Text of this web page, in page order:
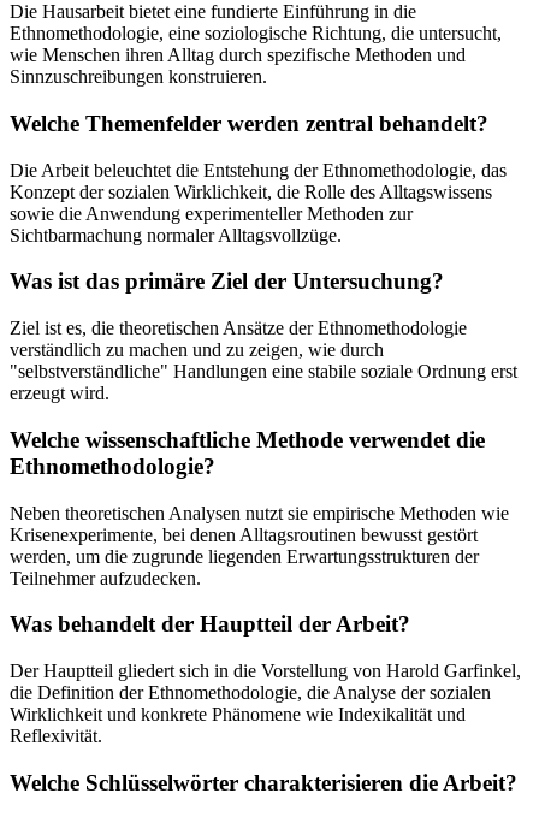
Die Hausarbeit bietet eine fundierte Einführung in die
Ethnomethodologie, eine soziologische Richtung, die untersucht,
wie Menschen ihren Alltag durch spezifische Methoden und
Sinnzuschreibungen konstruieren.
Welche Themenfelder werden zentral behandelt?
Die Arbeit beleuchtet die Entstehung der Ethnomethodologie, das
Konzept der sozialen Wirklichkeit, die Rolle des Alltagswissens
sowie die Anwendung experimenteller Methoden zur
Sichtbarmachung normaler Alltagsvollzüge.
Was ist das primäre Ziel der Untersuchung?
Ziel ist es, die theoretischen Ansätze der Ethnomethodologie
verständlich zu machen und zu zeigen, wie durch
"selbstverständliche" Handlungen eine stabile soziale Ordnung erst
erzeugt wird.
Welche wissenschaftliche Methode verwendet die
Ethnomethodologie?
Neben theoretischen Analysen nutzt sie empirische Methoden wie
Krisenexperimente, bei denen Alltagsroutinen bewusst gestört
werden, um die zugrunde liegenden Erwartungsstrukturen der
Teilnehmer aufzudecken.
Was behandelt der Hauptteil der Arbeit?
Der Hauptteil gliedert sich in die Vorstellung von Harold Garfinkel,
die Definition der Ethnomethodologie, die Analyse der sozialen
Wirklichkeit und konkrete Phänomene wie Indexikalität und
Reflexivität.
Welche Schlüsselwörter charakterisieren die Arbeit?